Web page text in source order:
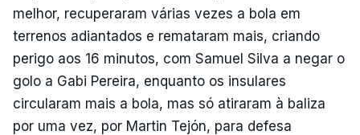
melhor, recuperaram várias vezes a bola em
terrenos adiantados e remataram mais, criando
perigo aos 16 minutos, com Samuel Silva a negar o
golo a Gabi Pereira, enquanto os insulares
circularam mais a bola, mas só atiraram à baliza
por uma vez, por Martin Tejón, para defesa